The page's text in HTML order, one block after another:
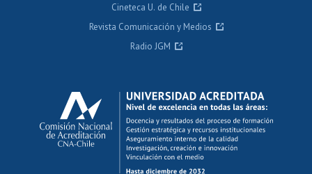
Cineteca U. de Chile
Revista Comunicación y Medios
Radio JGM